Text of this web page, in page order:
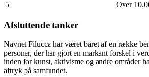
5
Over
Afsluttende tanker
Navnet Filucca har været båret af en række
personer, der har gjort en markant forskel i
inden for kunst, aktivisme og andre områder
aftryk på samfundet.